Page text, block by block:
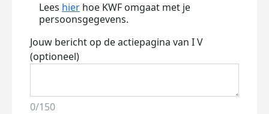
Lees hier hoe KWF omgaat met je
persoonsgegevens.
Jouw bericht op de actiepagina van I V
(optioneel)
0/150